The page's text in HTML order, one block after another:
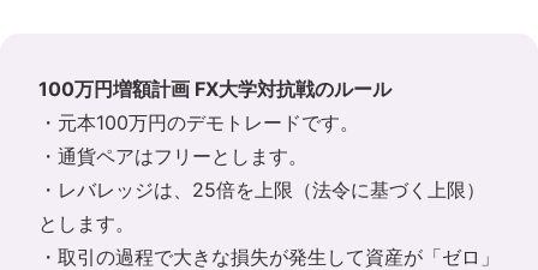
100万円増額計画 FX大学対抗戦のルール
・元本100万円のデモトレードです。
・通貨ペアはフリーとします。
・レバレッジは、25倍を上限（法令に基づく上限）
とします。
・取引の過程で大きな損失が発生して資産が「ゼロ」